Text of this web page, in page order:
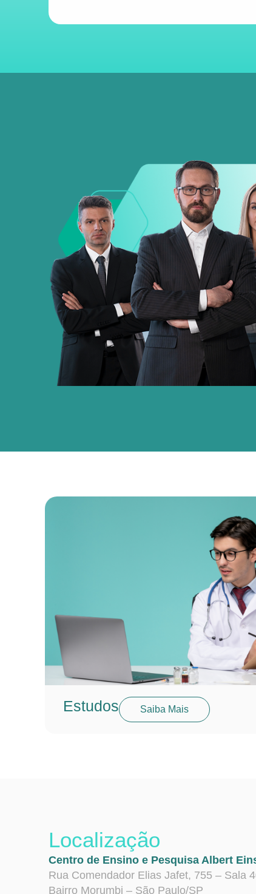
Estudos Saiba Mais
Localização
Centro de Ensino e Pesquisa Albert
Rua Comendador Elias Jafet, 755 – Sala
Bairro Morumbi – São Paulo/SP